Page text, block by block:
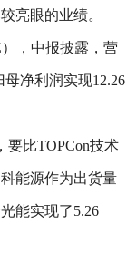
亮眼的业绩。
，中报披露，营
母净利润实现12.26
要比TOPCon技术
能源作为出货量
能实现了5.26